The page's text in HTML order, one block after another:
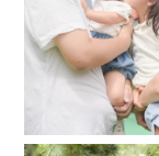
残るように、楽
真になるように。
僕自身も忘れら
指先に、右目に、